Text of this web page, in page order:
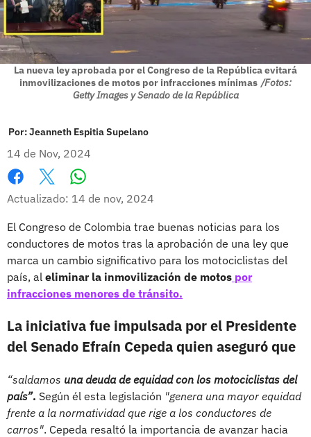
La nueva ley aprobada por el Congreso de la República evitará
inmovilizaciones de motos por infracciones mínimas /Fotos:
Getty Images y Senado de la República
Por:Jeanneth Espitia Supelano
14 de Nov, 2024
Facebook
X
Actualizado: 14 de nov, 2024
El Congreso de Colombia trae buenas noticias para los
conductores de motos tras la aprobación de una ley que
marca un cambio significativo para los motociclistas del
país, al eliminar la inmovilización de motos por
infracciones menores de tránsito.
La iniciativa fue impulsada por el Presidente
del Senado Efraín Cepeda quien aseguró que
“saldamos una deuda de equidad con los motociclistas del
país”. Según él esta legislación "genera una mayor equidad
frente a la normatividad que rige a los conductores de
carros". Cepeda resaltó la importancia de avanzar hacia